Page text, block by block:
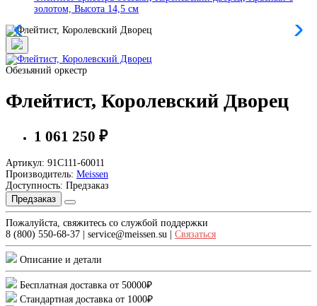
золотом, Высота 14,5 см
Обезьяний оркестр
Флейтист, Королевский Дворец
1 061 250 ₽
Артикул: 91C111-60011
Производитель: Meissen
Доступность: Предзаказ
Предзаказ
Пожалуйста, свяжитесь со службой поддержки
8 (800) 550-68-37 | service@meissen.su | Связаться
Описание и детали
Бесплатная доставка от 50000₽
Стандартная доставка от 1000₽